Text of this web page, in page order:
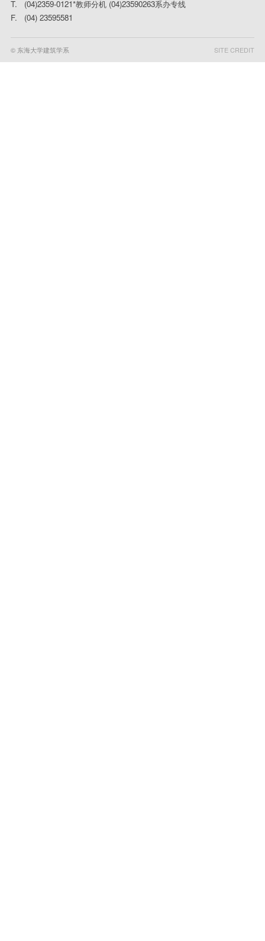
T. (04)2359-0121*教师分机 (04)23590263系办专线
F. (04) 23595581
© 东海大学建筑学系 SITE CREDIT